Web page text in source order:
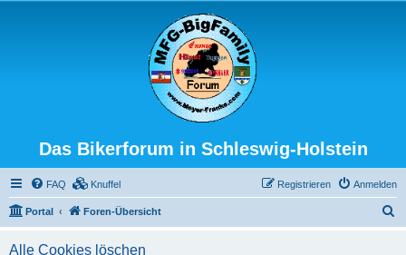
Das Bikerforum in Schleswig-Holstein
FAQ Knuffel Anmelden
Registrieren
Portal Foren-Übersicht
Alle Cookies löschen